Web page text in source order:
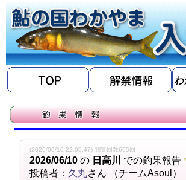
(2026/06/10 22:05:47) 閲覧回数605回
2026/06/10 の 日高川
での釣果報告
投稿者： 久丸さん （チームAsoul）